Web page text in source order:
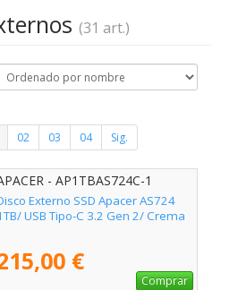
(31 art.)
02 03 04 Sig.
- AP1TBAS724C-1
Externo SSD Apacer AS724
USB Tipo-C 3.2 Gen 2/ Crema
€
Comprar